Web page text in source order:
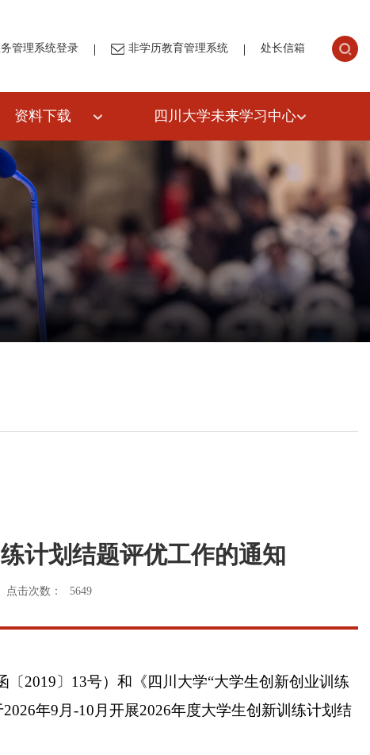
管理系统登录 | 非学历教育管理系统 | 处长信箱
资料下载 四川大学未来学习中心
计划结题评优工作的通知
点击次数： 5649
〔 2019 〕 13号）和《四川大学“大学生创新创业训练
2026年9 月 -10 月开展2026年度大学生创新训练计划结